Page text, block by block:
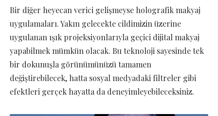
Bir diğer heyecan verici gelişmeyse holografik makyaj
uygulamaları. Yakın gelecekte cildimizin üzerine
uygulanan ışık projeksiyonlarıyla geçici dijital makyaj
yapabilmek mümkün olacak. Bu teknoloji sayesinde tek
bir dokunuşla görünümünüzü tamamen
değiştirebilecek, hatta sosyal medyadaki filtreler gibi
efektleri gerçek hayatta da deneyimleyebileceksiniz.